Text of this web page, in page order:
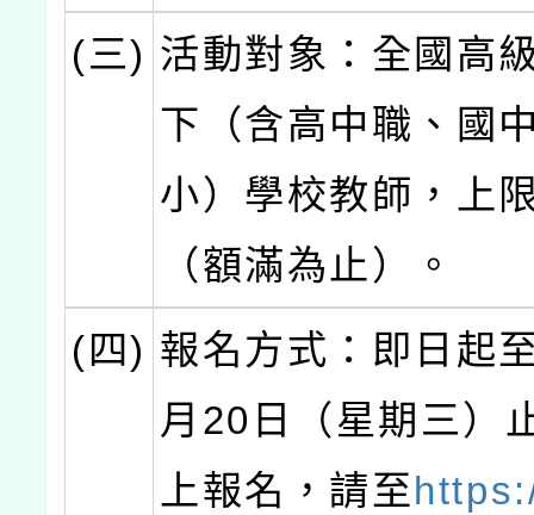
(三) 活動對象：全國高
下（含高中職、國
小）學校教師，上
（額滿為止）。
(四) 報名方式：即日起
月20日（星期三）
上報名，請至